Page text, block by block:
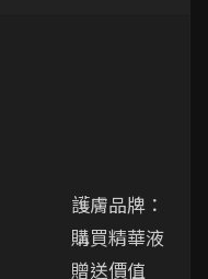
護膚品牌：
購買精華液
贈送價值